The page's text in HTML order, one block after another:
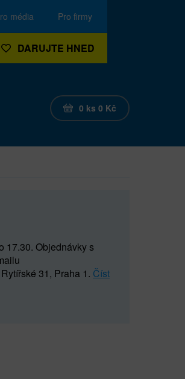
média Pro firmy
DARUJTE HNED
0 ks 0 Kč
17.30. Objednávky s
31, Praha 1. Číst